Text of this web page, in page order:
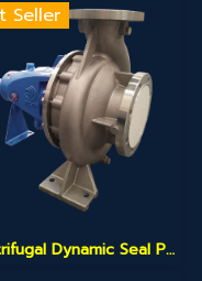
Seller
Centrifugal Dynamic Seal Pump" (ปั๊มหอยโข่งระบบไดนามิกซีล) ตัวนี้ถือเป็นสินค้าแก้ปัญหา (Problem Solver) สำหรับโรงงานที่เบื่อเรื่อง "ซีลรั่ว"